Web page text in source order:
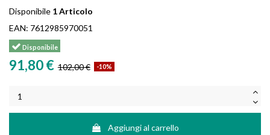
Disponibile 1 Articolo
EAN: 7612985970051
Disponibile
91,80 € 102,00 € -10%
Aggiungi al carrello